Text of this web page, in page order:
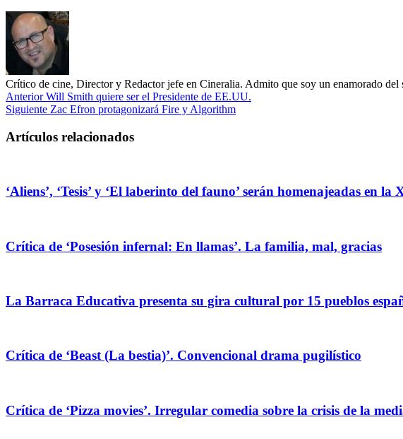
Crítico de cine, Director y Redactor jefe en Cineralia. Admito que soy un enamorado
AnteriorWill Smith quiere ser el Presidente de EE.UU.
Siguiente Zac Efron protagonizará Fire y Algorithm
Artículos relacionados
‘Aliens’, ‘Tesis’ y ‘El laberinto del fauno’ serán homenajeadas en
Crítica de ‘Posesión infernal: En llamas’. La familia, mal, gracias
La Barraca Educativa presenta su gira cultural por 15 pueblos
Crítica de ‘Beast (La bestia)’. Convencional drama pugilístico
Crítica de ‘Pizza movies’. Irregular comedia sobre la crisis de la